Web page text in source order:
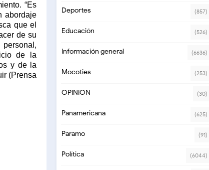
“Es
abordaje
que el
de su
de la
y de la
(Prensa
Deportes (857)
Educación (526)
Información general (6636)
Mocoties (253)
OPINION (30)
Panamericana (625)
Paramo (91)
Política (6044)